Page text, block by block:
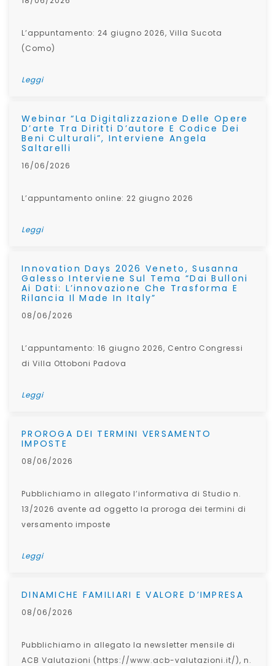
L’appuntamento: 24 giugno 2026, Villa Sucota
(Como)
Leggi
Webinar “La Digitalizzazione Delle Opere
D’arte Tra Diritti D’autore E Codice Dei
Beni Culturali”, Interviene Angela
Saltarelli
16/06/2026
L’appuntamento online: 22 giugno 2026
Leggi
Innovation Days 2026 Veneto, Susanna
Galesso Interviene Sul Tema “Dai Bulloni
Ai Dati: L’innovazione Che Trasforma E
Rilancia Il Made In Italy”
08/06/2026
L’appuntamento: 16 giugno 2026, Centro Congressi
di Villa Ottoboni Padova
Leggi
PROROGA DEI TERMINI VERSAMENTO
IMPOSTE
08/06/2026
Pubblichiamo in allegato l’informativa di Studio n.
13/2026 avente ad oggetto la proroga dei termini di
versamento imposte
Leggi
DINAMICHE FAMILIARI E VALORE D’IMPRESA
08/06/2026
Pubblichiamo in allegato la newsletter mensile di
ACB Valutazioni (https://www.acb-valutazioni.it/), n.